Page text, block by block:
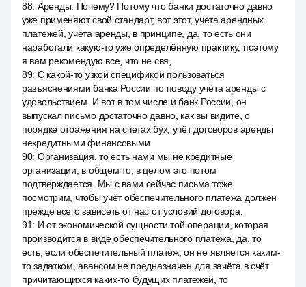
88: Аренды. Почему? Потому что банки достаточно давно
уже применяют свой стандарт, вот этот, учёта арендных
платежей, учёта аренды, в принципе, да, то есть они
наработали какую-то уже определённую практику, поэтому
я вам рекомендую все, что не свя,
89: С какой-то узкой спецификой пользоваться
разъяснениями банка России по поводу учёта аренды с
удовольствием. И вот в том числе и банк России, он
выпускал письмо достаточно давно, как вы видите, о
порядке отражения на счетах бух, учёт договоров аренды
некредитными финансовыми
90: Организация, то есть нами мы не кредитные
организации, в общем то, в целом это потом
подтверждается. Мы с вами сейчас письма тоже
посмотрим, чтобы учёт обеспечительного платежа должен
прежде всего зависеть от нас от условий договора.
91: И от экономической сущности той операции, которая
производится в виде обеспечительного платежа, да, то
есть, если обеспечительный платёж, он не является каким-
то задатком, авансом не предназначен для зачёта в счёт
причитающихся каких-то будущих платежей, то